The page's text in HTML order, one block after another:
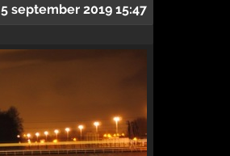
5 september 2019 15:47